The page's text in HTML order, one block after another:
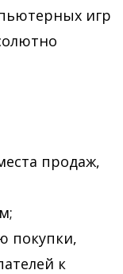
игр
продаж,
покупки,
к